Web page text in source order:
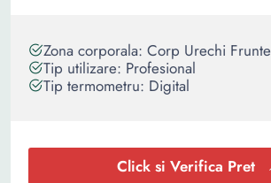
Zona corporala: Corp Urechi Frunte
Tip utilizare: Profesional
Tip termometru: Digital
Click si Verifica Pret